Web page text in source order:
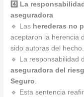
4️⃣ La
aseguradora
🔹 Las herederas no
aceptaron la herencia
sido autoras del hecho.
🔹 La responsabilidad
aseguradora del
Seguro.
🔹 Esta sentencia